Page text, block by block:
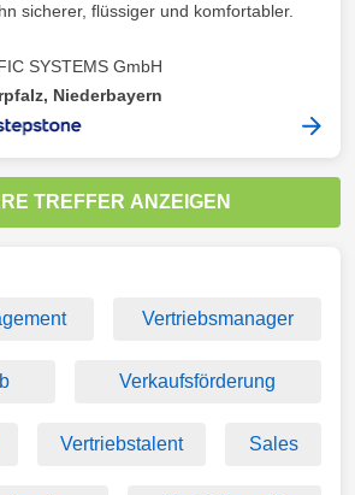
sicherer, flüssiger und komfortabler.
SYSTEMS GmbH
Niederbayern
TREFFER ANZEIGEN
Vertriebsmanager
Verkaufsförderung
Vertriebstalent Sales